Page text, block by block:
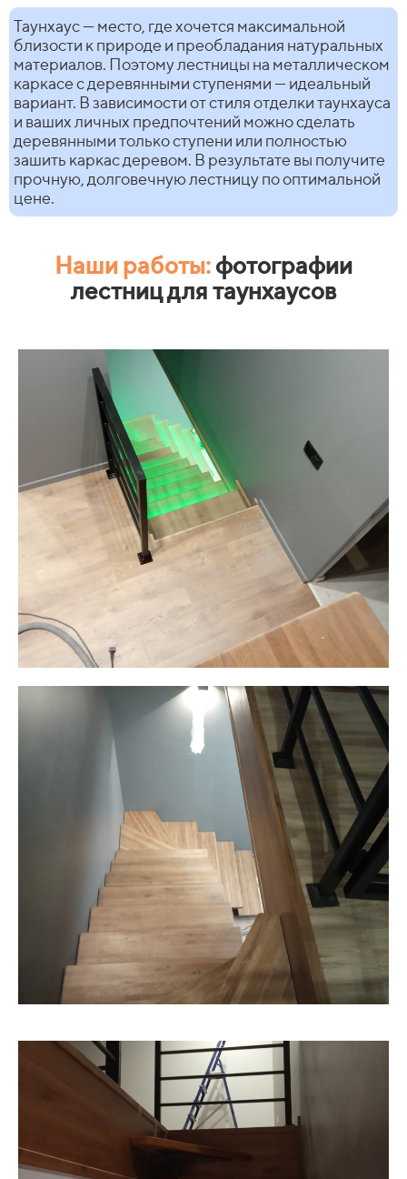
Таунхаус — место, где хочется максимальной
близости к природе и преобладания натуральных
материалов. Поэтому лестницы на металлическом
каркасе с деревянными ступенями — идеальный
вариант. В зависимости от стиля отделки таунхауса
и ваших личных предпочтений можно сделать
деревянными только ступени или полностью
зашить каркас деревом. В результате вы получите
прочную, долговечную лестницу по оптимальной
цене.
Наши работы:фотографии
лестниц для таунхаусов